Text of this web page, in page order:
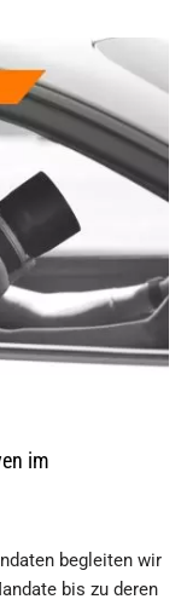
im
begleiten wir
bis zu deren